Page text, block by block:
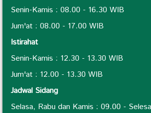
Senin-Kamis : 08.00 - 16.30 WIB
Jum'at : 08.00 - 17.00 WIB
Istirahat
Senin-Kamis : 12.30 - 13.30 WIB
Jum'at : 12.00 - 13.30 WIB
Jadwal Sidang
Selasa, Rabu dan Kamis : 09.00 -